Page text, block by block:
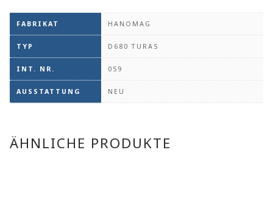
FABRIKAT HANOMAG
TYP D680 TURAS
INT. NR. 059
AUSSTATTUNG NEU
ÄHNLICHE PRODUKTE